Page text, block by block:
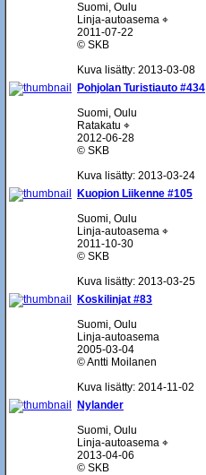
Suomi, Oulu
Linja-autoasema ⌖
2011-07-22
© SKB
Kuva lisätty: 2013-03-08
Pohjolan Turistiauto #434
Suomi, Oulu
Ratakatu ⌖
2012-06-28
© SKB
Kuva lisätty: 2013-03-24
Kuopion Liikenne #105
Suomi, Oulu
Linja-autoasema ⌖
2011-10-30
© SKB
Kuva lisätty: 2013-03-25
Koskilinjat #83
Suomi, Oulu
Linja-autoasema
2005-03-04
© Antti Moilanen
Kuva lisätty: 2014-11-02
Nylander
Suomi, Oulu
Linja-autoasema ⌖
2013-04-06
© SKB